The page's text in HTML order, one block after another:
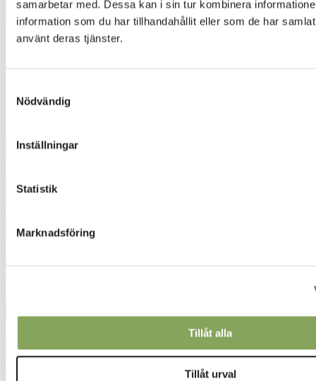
samarbetar med. Dessa kan i sin tur kombinera
information som du har tillhandahållit eller som de har
använt deras tjänster.
Nödvändig
Inställningar
Statistik
Marknadsföring
Tillåt alla
Tillåt urval
OMBRÉ 300 4050